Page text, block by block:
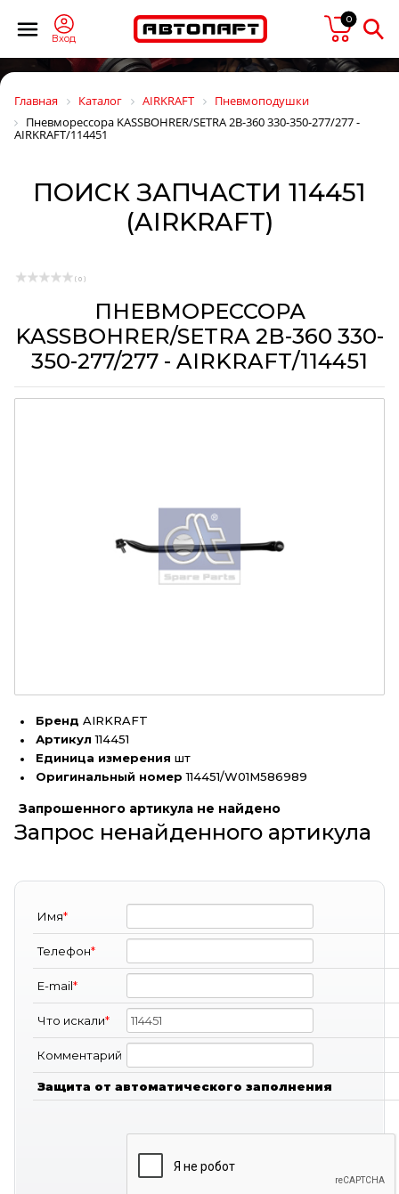
Вход
0
Главная Каталог AIRKRAFT
Пневмоподушки
Пневморессора KASSBOHRER/SETRA 2B-360 330-350-277/277 -
AIRKRAFT/114451
ПОИСК ЗАПЧАСТИ 114451
(AIRKRAFT)
( 0 )
ПНЕВМОРЕССОРА
KASSBOHRER/SETRA 2B-360 330-
350-277/277 - AIRKRAFT/114451
Бренд AIRKRAFT
Артикул 114451
Единица измерения шт
Оригинальный номер 114451/W01M586989
Запрошенного артикула не найдено
Запрос ненайденного артикула
Имя*
Телефон*
E-mail*
Что искали*
Комментарий
Защита от автоматического заполнения